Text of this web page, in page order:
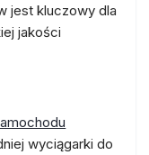
jest kluczowy dla
jakości
wyciągarki do